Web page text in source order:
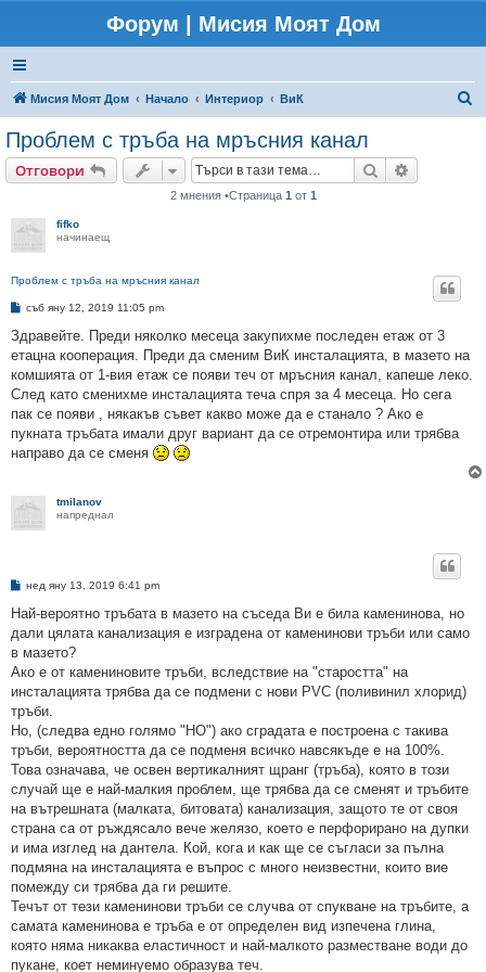
Форум | Мисия Моят Дом
Мисия Моят Дом Начало Интериор ВиК
Проблем с тръба на мръсния канал
Отговори Търсене
2 мнения •Страница 1 от 1
fifko
начинаещ
Проблем с тръба на мръсния канал
М
е
н
и
е
съб яну 12, 2019 11:05 pm
Здравейте. Преди няколко месеца закупихме последен етаж от 3
етацна кооперация. Преди да сменим ВиК инсталацията, в мазето на
комшията от 1-вия етаж се появи теч от мръсния канал, капеше леко.
След като сменихме инсталацията теча спря за 4 месеца. Но сега
пак се появи , някакъв съвет какво може да е станало ? Ако е
пукната тръбата имали друг вариант да се отремонтира или трябва
направо да се сменя
tmilanov
напреднал
М
е
и
е
нед яну 13, 2019 6:41 pm
Най-вероятно тръбата в мазето на съседа Ви е била каменинова, но
дали цялата канализация е изградена от каменинови тръби или само
в мазето?
Ако е от камениновите тръби, вследствие на "старостта" на
инсталацията трябва да се подмени с нови PVC (поливинил хлорид)
тръби.
Но, (следва едно голямо "НО") ако сградата е построена с такива
тръби, вероятността да се подменя всичко навсякъде е на 100%.
Това означава, че освен вертикалният щранг (тръба), която в този
случай ще е най-малкия проблем, ще трябва да се сменят и тръбите
на вътрешната (малката, битовата) канализация, защото те от своя
страна са от ръждясало вече желязо, което е перфорирано на дупки
и има изглед на дантела. Кой, кога и как ще се съгласи за пълна
подмяна на инсталацията е въпрос с много неизвестни, които вие
помежду си трябва да ги решите.
Течът от тези каменинови тръби се случва от спукване на тръбите, а
самата каменинова е тръба е от определен вид изпечена глина,
която няма никаква еластичност и най-малкото разместване води до
пукане, коет неминуемо образува теч.